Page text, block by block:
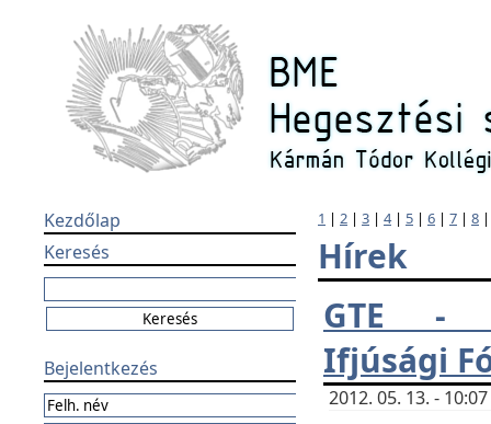
Kezdőlap
Keresés
Bejelentkezés
1 | 2 | 3 | 4| 5 | 6 | 7 | 8
Hírek
GTE -
Ifjúsági
2012. 05. 13. -